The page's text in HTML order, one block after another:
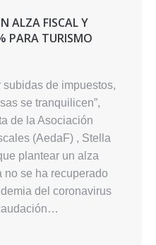
ALZA FISCAL Y
PARA TURISMO
subidas de impuestos,
se tranquilicen”,
de la Asociación
(AedaF) , Stella
plantear un alza
no se ha recuperado
del coronavirus